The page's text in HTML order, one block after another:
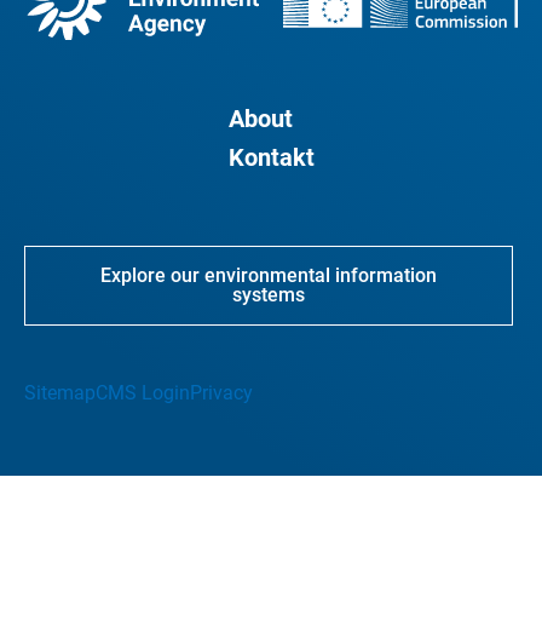
About
Kontakt
Explore our environmental information
systems
SitemapCMS LoginPrivacy